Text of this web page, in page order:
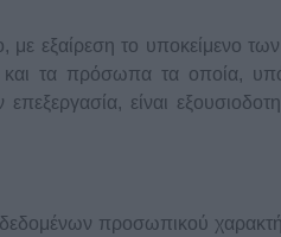
εξαίρεση το υποκείμενο
και τα πρόσωπα τα οποία,
είναι
προσωπικού